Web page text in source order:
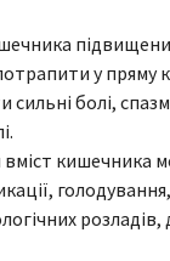
у
болі,
кишечника